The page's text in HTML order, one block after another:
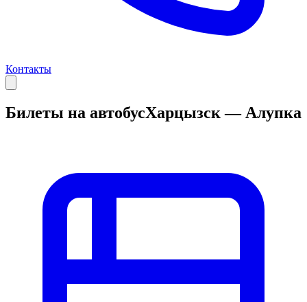
Контакты
Билеты на автобусХарцызск — Алупка